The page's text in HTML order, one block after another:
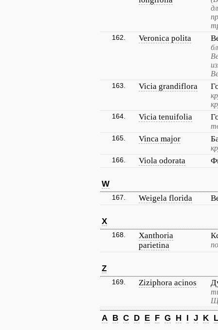
162. Veronica polita
163. Vicia grandiflora
164. Vicia tenuifolia
165. Vinca major
166. Viola odorata
W
167. Weigela florida
X
168.
Xanthoria
parietina
Z
169. Ziziphora acinos
A B C D E F G H I J K L